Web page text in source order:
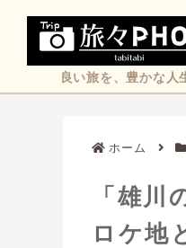
良い旅を、豊かな人
ホーム
「雄
ロケ地